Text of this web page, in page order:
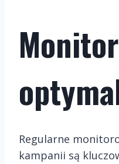
Regularne
kampanii są